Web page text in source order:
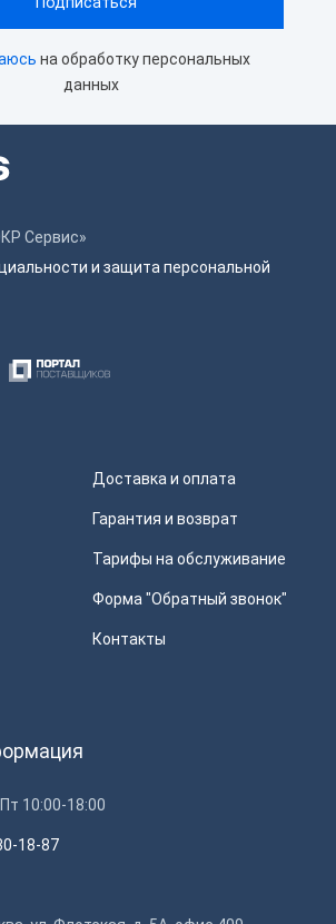
на обработку персональных
данных
Сервис»
и защита персональной
Доставка и оплата
Гарантия и возврат
Тарифы на обслуживание
Форма "Обратный звонок"
Контакты
10:00-18:00
18-87